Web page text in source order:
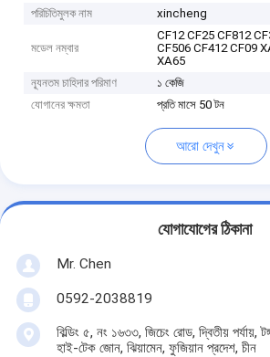
পরিচিতিমুলক নাম
xincheng
মডেল নম্বার
CF12 CF25 CF812
CF506 CF412 CF09
XA65
ন্যূনতম চাহিদার পরিমাণ
১ কেজি
যোগানের ক্ষমতা
প্রতি মাসে 50 টন
আরো দেখুন
যোগাযোগের ঠিকানা
Mr. Chen
0592-2038819
বিল্ডিং ৫, নং ১৬৩৩, জিচেং রোড, দ্বিতীয় পর্যায়,
হাই-টেক জোন, ঝিয়ামেন, ফুজিয়ান প্রদেশ, চীন